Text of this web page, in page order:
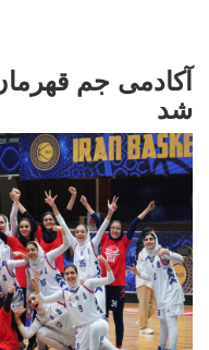
آکادمی جم
شد